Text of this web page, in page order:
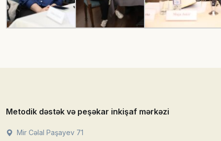
Metodik dəstək və peşəkar inkişaf mərkəzi
Mir Cəlal Paşayev 71